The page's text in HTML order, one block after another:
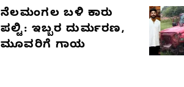
ನೆಲಮಂಗಲ ಬಳಿ ಕಾರು
ಪಲ್ಟಿ: ಇಬ್ಬರ ದುರ್ಮರಣ,
ಮೂವರಿಗೆ ಗಾಯ